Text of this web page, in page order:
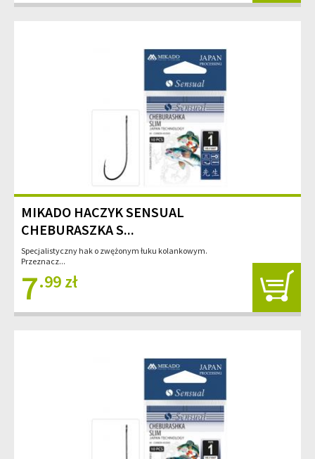
MIKADO HACZYK SENSUAL
CHEBURASZKA S...
Specjalistyczny hak o zwężonym łuku kolankowym.
Przeznacz...
7.99 zł